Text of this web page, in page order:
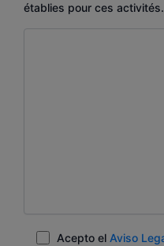
établies pour ces activités.
Acepto el Aviso